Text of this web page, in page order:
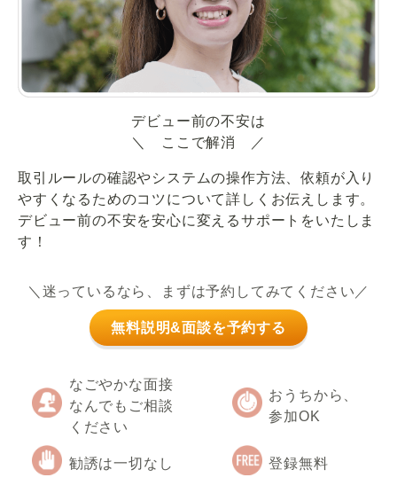
デビュー前の不安は
＼ ここで解消 ／
取引ルールの確認やシステムの操作方法、依頼が入り
やすくなるためのコツについて詳しくお伝えします。
デビュー前の不安を安心に変えるサポートをいたしま
す！
＼迷っているなら、まずは予約してみてください／
無料説明&面談を予約する
なごやかな面接
なんでもご相談
ください
おうちから、
参加OK
勧誘は一切なし 登録無料